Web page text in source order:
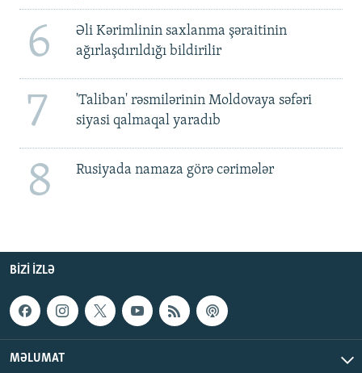
6
Əli Kərimlinin saxlanma şəraitinin
ağırlaşdırıldığı bildirilir
7
'Taliban' rəsmilərinin Moldovaya səfəri
siyasi qalmaqal yaradıb
8 Rusiyada namaza görə cərimələr
BIZI IZLƏ
MƏLUMAT